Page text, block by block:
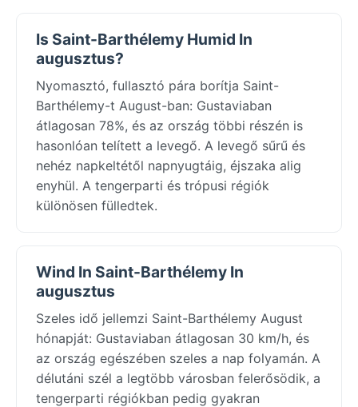
Is Saint-Barthélemy Humid In
augusztus?
Nyomasztó, fullasztó pára borítja Saint-
Barthélemy-t August-ban: Gustaviaban
átlagosan 78%, és az ország többi részén is
hasonlóan telített a levegő. A levegő sűrű és
nehéz napkeltétől napnyugtáig, éjszaka alig
enyhül. A tengerparti és trópusi régiók
különösen fülledtek.
Wind In Saint-Barthélemy In
augusztus
Szeles idő jellemzi Saint-Barthélemy August
hónapját: Gustaviaban átlagosan 30 km/h, és
az ország egészében szeles a nap folyamán. A
délutáni szél a legtöbb városban felerősödik, a
tengerparti régiókban pedig gyakran